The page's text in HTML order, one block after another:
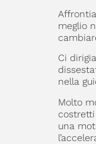
meglio
Ci
nella
Molto
una